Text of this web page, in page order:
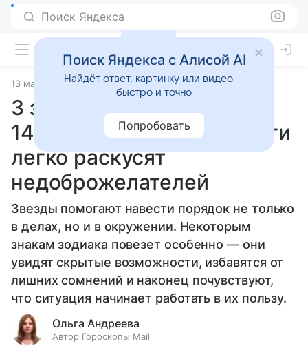
Поиск Яндекса
13 мая 2026 Источник:Гороскопы Mail Статьи
3 знака, которым повезет
14 мая 2026 года: Козероги
легко раскусят
недоброжелателей
Звезды помогают навести порядок не только
в делах, но и в окружении. Некоторым
знакам зодиака повезет особенно — они
увидят скрытые возможности, избавятся от
лишних сомнений и наконец почувствуют,
что ситуация начинает работать в их пользу.
Ольга Андреева
Автор Гороскопы Mail
Поиск Яндекса с Алисой AI
Найдёт ответ, картинку или видео —
быстро и точно
Попробовать